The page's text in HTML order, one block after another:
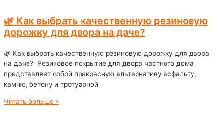
🌿 Как выбрать качественную резиновую
дорожку для двора на даче?
🌿 Как выбрать качественную резиновую дорожку для двора
на даче? Резиновое покрытие для двора частного дома
представляет собой прекрасную альтернативу асфальту,
камню, бетону и тротуарной
Читать больше »